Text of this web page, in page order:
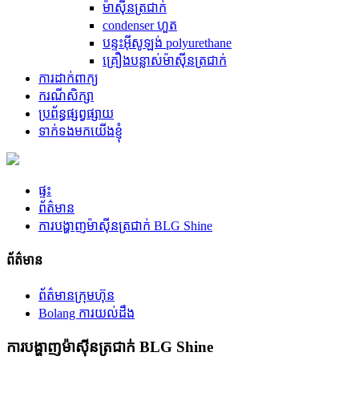
ម៉ាស៊ីនត្រជាក់
condenser ហួត
បន្ទះអ៊ីសូឡង់ polyurethane
គ្រឿងបន្លាស់ម៉ាស៊ីនត្រជាក់
ការដាក់ពាក្យ
ករណីសិក្សា
ប្រព័ន្ធផ្សព្វផ្សាយ
ទាក់ទងមកយើងខ្ញុំ
ផ្ទះ
ព័ត៌មាន
ការបង្ហាញម៉ាស៊ីនត្រជាក់ BLG Shine
ព័ត៌មាន
ព័ត៌មានក្រុមហ៊ុន
Bolang ការយល់ដឹង
ការបង្ហាញម៉ាស៊ីនត្រជាក់ BLG Shine